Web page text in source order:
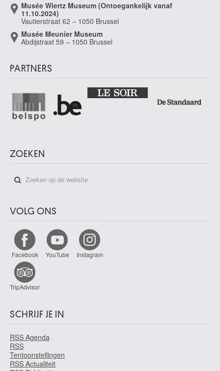
Musée Wiertz Museum (Ontoegankelijk vanaf
11.10.2024)
Vautierstraat 62 – 1050 Brussel
Musée Meunier Museum
Abdijstraat 59 – 1050 Brussel
PARTNERS
ZOEKEN
VOLG ONS
Facebook YouTube Instagram
TripAdvisor
SCHRIJF JE IN
RSS Agenda
RSS
Tentoonstellingen
RSS Actualiteit